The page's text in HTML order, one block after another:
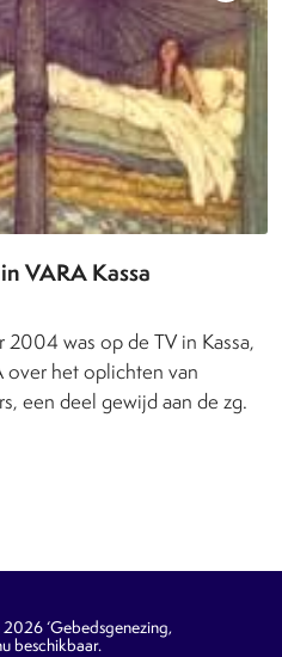
VARA Kassa
was op de TV in Kassa,
over het oplichten van
een deel gewijd aan de zg.
‘Gebedsgenezing,
beschikbaar.